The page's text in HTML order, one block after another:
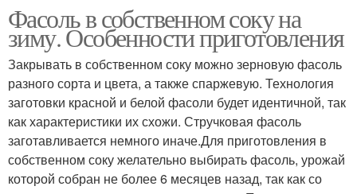
Фасоль в собственном соку на
зиму. Особенности приготовления
Закрывать в собственном соку можно зерновую фасоль
разного сорта и цвета, а также спаржевую. Технология
заготовки красной и белой фасоли будет идентичной, так
как характеристики их схожи. Стручковая фасоль
заготавливается немного иначе.Для приготовления в
собственном соку желательно выбирать фасоль, урожай
которой собран не более 6 месяцев назад, так как со